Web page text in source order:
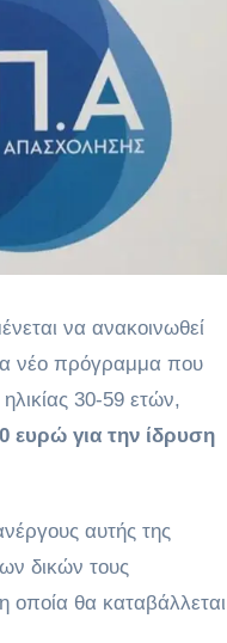
να ανακοινωθεί
νέο πρόγραμμα που
30-59 ετών,
ευρώ για την ίδρυση
αυτής της
δικών τους
οποία θα καταβάλλεται